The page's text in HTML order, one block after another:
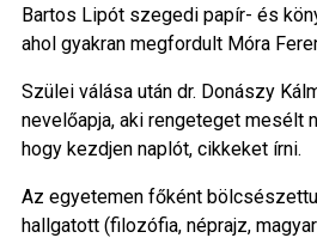
Bartos Lipót szegedi papír- és
ahol gyakran megfordult Móra
Szülei válása után dr. Donászy
nevelőapja, aki rengeteget mesélt
hogy kezdjen naplót, cikkeket írni.
Az egyetemen főként
hallgatott (filozófia, néprajz,